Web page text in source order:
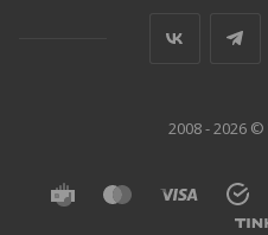
2008 - 2026 ©